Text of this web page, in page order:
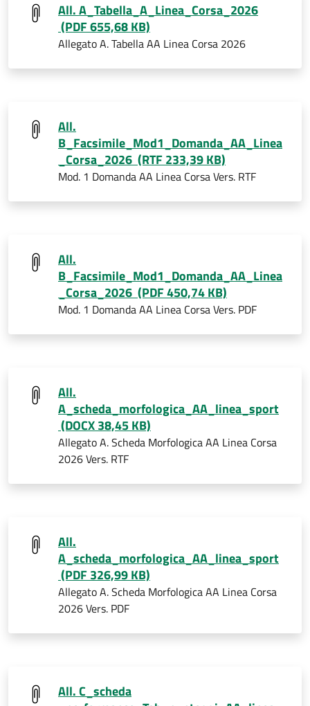
All. A_Tabella_A_Linea_Corsa_2026
(PDF 655,68 KB)
Allegato A. Tabella AA Linea Corsa 2026
All.
B_Facsimile_Mod1_Domanda_AA_Linea
_Corsa_2026 (RTF 233,39 KB)
Mod. 1 Domanda AA Linea Corsa Vers. RTF
All.
B_Facsimile_Mod1_Domanda_AA_Linea
_Corsa_2026 (PDF 450,74 KB)
Mod. 1 Domanda AA Linea Corsa Vers. PDF
All.
A_scheda_morfologica_AA_linea_sport
(DOCX 38,45 KB)
Allegato A. Scheda Morfologica AA Linea Corsa
2026 Vers. RTF
All.
A_scheda_morfologica_AA_linea_sport
(PDF 326,99 KB)
Allegato A. Scheda Morfologica AA Linea Corsa
2026 Vers. PDF
All. C_scheda